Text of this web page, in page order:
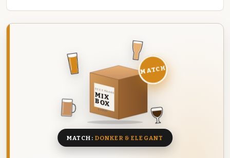
DEZE MAAND
MIX
BOX
8 BIEREN
MATCH
MATCH: DONKER & ELEGANT